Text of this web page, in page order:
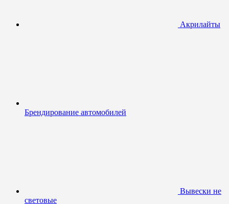
Акрилайты
Брендирование автомобилей
Вывески не
световые